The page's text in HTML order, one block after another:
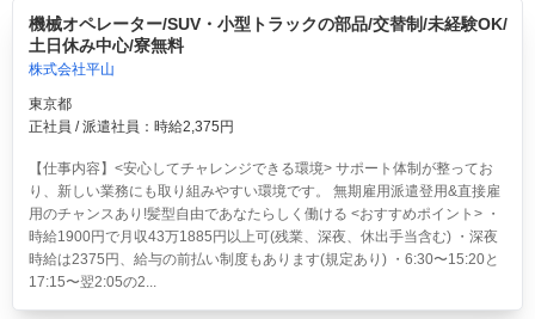
機械オペレーター/SUV・小型トラックの部品/交替制/未経験OK/
土日休み中心/寮無料
株式会社平山
東京都
正社員 / 派遣社員：時給2,375円
【仕事内容】<安心してチャレンジできる環境> サポート体制が整ってお
り、新しい業務にも取り組みやすい環境です。 無期雇用派遣登用&直接雇
用のチャンスあり!髪型自由であなたらしく働ける <おすすめポイント> ・
時給1900円で月収43万1885円以上可(残業、深夜、休出手当含む) ・深夜
時給は2375円、給与の前払い制度もあります(規定あり) ・6:30〜15:20と
17:15〜翌2:05の2...